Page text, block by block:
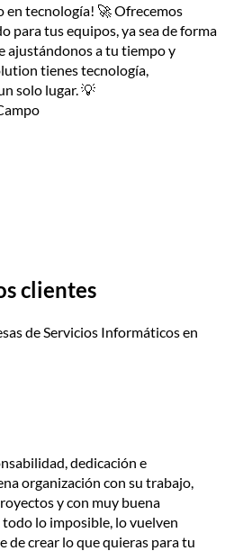
en tecnología! 🚀 Ofrecemos
para tus equipos, ya sea de forma
ajustándonos a tu tiempo y
tienes tecnología,
solo lugar. 💡
clientes
de Servicios Informáticos en
dedicación e
organización con su trabajo,
y con muy buena
lo imposible, lo vuelven
de crear lo que quieras para tu